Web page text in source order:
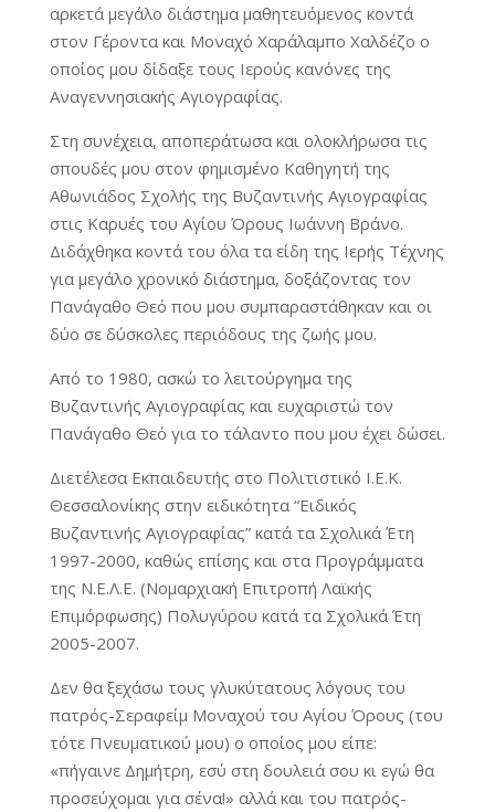
αρκετά μεγάλο διάστημα μαθητευόμενος κοντά
στον Γέροντα και Μοναχό Χαράλαμπο Χαλδέζο ο
οποίος μου δίδαξε τους Ιερούς κανόνες της
Αναγεννησιακής Αγιογραφίας.
Στη συνέχεια, αποπεράτωσα και ολοκλήρωσα τις
σπουδές μου στον φημισμένο Καθηγητή της
Αθωνιάδος Σχολής της Βυζαντινής Αγιογραφίας
στις Καρυές του Αγίου Όρους Ιωάννη Βράνο.
Διδάχθηκα κοντά του όλα τα είδη της Ιερής Τέχνης
για μεγάλο χρονικό διάστημα, δοξάζοντας τον
Πανάγαθο Θεό που μου συμπαραστάθηκαν και οι
δύο σε δύσκολες περιόδους της ζωής μου.
Από το 1980, ασκώ το λειτούργημα της
Βυζαντινής Αγιογραφίας και ευχαριστώ τον
Πανάγαθο Θεό για το τάλαντο που μου έχει δώσει.
Διετέλεσα Εκπαιδευτής στο Πολιτιστικό Ι.Ε.Κ.
Θεσσαλονίκης στην ειδικότητα “Ειδικός
Βυζαντινής Αγιογραφίας” κατά τα Σχολικά Έτη
1997-2000, καθώς επίσης και στα Προγράμματα
της Ν.Ε.Λ.Ε. (Νομαρχιακή Επιτροπή Λαϊκής
Επιμόρφωσης) Πολυγύρου κατά τα Σχολικά Έτη
2005-2007.
Δεν θα ξεχάσω τους γλυκύτατους λόγους του
πατρός-Σεραφείμ Μοναχού του Αγίου Όρους (του
τότε Πνευματικού μου) ο οποίος μου είπε:
«πήγαινε Δημήτρη, εσύ στη δουλειά σου κι εγώ θα
προσεύχομαι για σένα!» αλλά και του πατρός-